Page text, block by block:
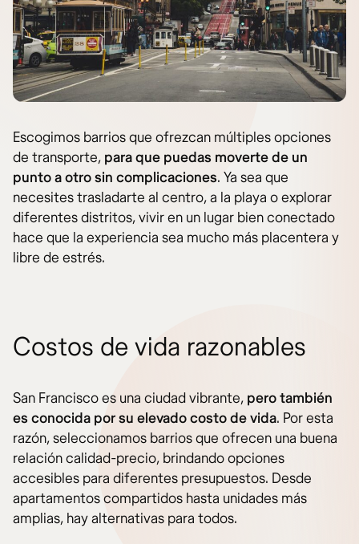
Escogimos barrios que ofrezcan múltiples opciones
de transporte, para que puedas moverte de un
punto a otro sin complicaciones. Ya sea que
necesites trasladarte al centro, a la playa o explorar
diferentes distritos, vivir en un lugar bien conectado
hace que la experiencia sea mucho más placentera y
libre de estrés.
Costos de vida razonables
San Francisco es una ciudad vibrante, pero también
es conocida por su elevado costo de vida. Por esta
razón, seleccionamos barrios que ofrecen una buena
relación calidad-precio, brindando opciones
accesibles para diferentes presupuestos. Desde
apartamentos compartidos hasta unidades más
amplias, hay alternativas para todos.